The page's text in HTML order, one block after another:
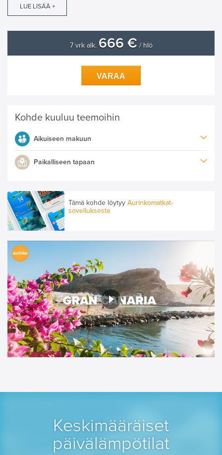
LUE LISÄÄ +
7 vrk alk. 666 € / hlö
VARAA
Kohde kuuluu teemoihin
Aikuiseen makuun
Paikalliseen tapaan
Tämä kohde löytyy Aurinkomatkat-
sovelluksesta
Keskimääräiset
päivälämpötilat